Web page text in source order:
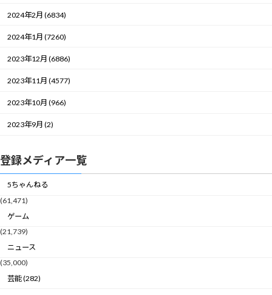
2024年2月 (6834)
2024年1月 (7260)
2023年12月 (6886)
2023年11月 (4577)
2023年10月 (966)
2023年9月 (2)
登録メディア一覧
5ちゃんねる
(61,471)
ゲーム
(21,739)
ニュース
(35,000)
芸能 (282)